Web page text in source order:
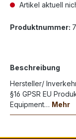
Artikel aktuell
Produktnummer:
Beschreibung
Hersteller/
§16 GPSR EU
Equipment… Mehr